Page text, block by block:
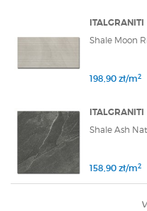
ITALGRANITI
Shale Moon
198,90 zł/m2
ITALGRANITI
Shale Ash
158,90 zł/m2